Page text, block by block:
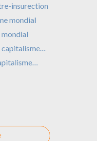
insurection
mondial